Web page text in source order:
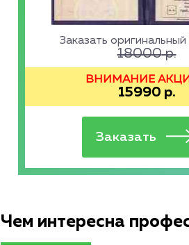
Заказать
18000р.
ВНИМАНИЕ
15990 р.
Чем интересна